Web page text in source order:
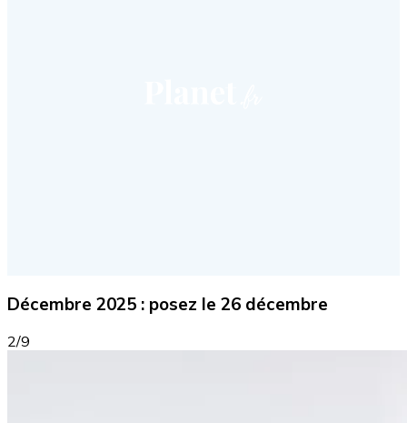
Décembre 2025 : posez le 26 décembre
2/9